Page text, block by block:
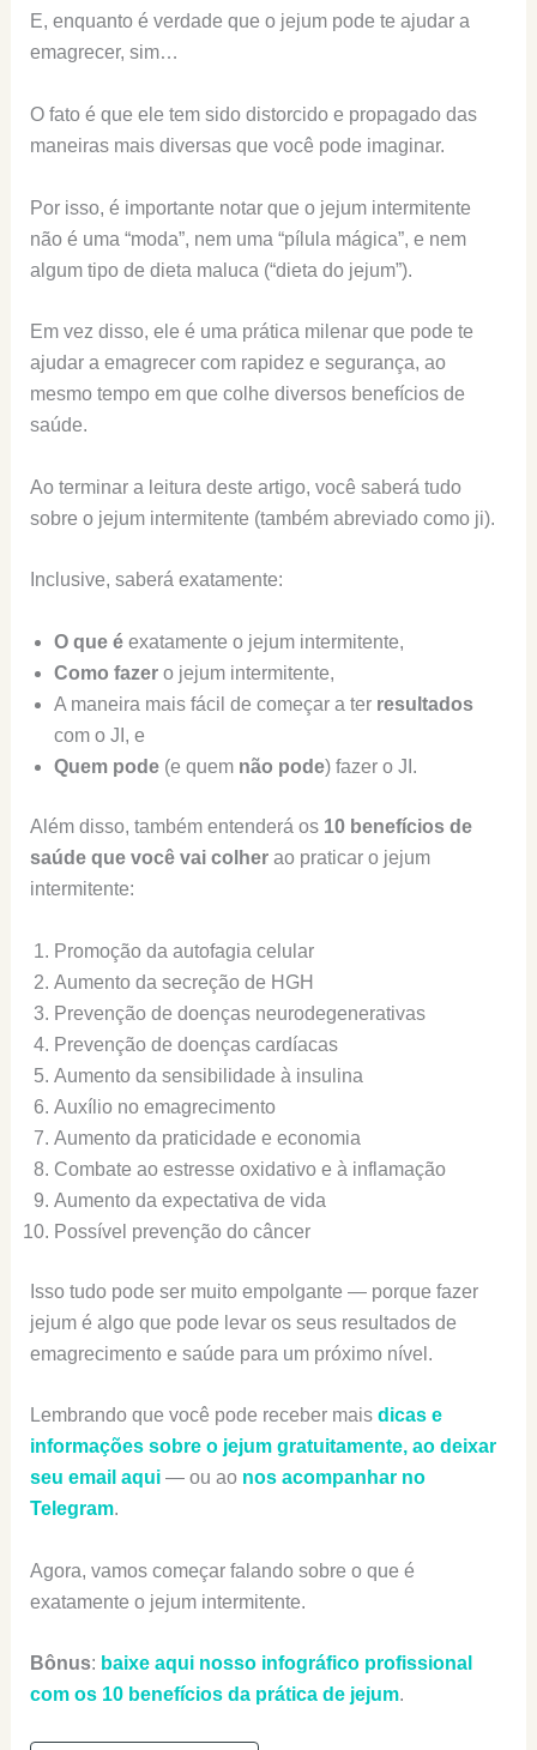
E, enquanto é verdade que o jejum pode te ajudar a
emagrecer, sim…
O fato é que ele tem sido distorcido e propagado das
maneiras mais diversas que você pode imaginar.
Por isso, é importante notar que o jejum intermitente
não é uma “moda”, nem uma “pílula mágica”, e nem
algum tipo de dieta maluca (“dieta do jejum”).
Em vez disso, ele é uma prática milenar que pode te
ajudar a emagrecer com rapidez e segurança, ao
mesmo tempo em que colhe diversos benefícios de
saúde.
Ao terminar a leitura deste artigo, você saberá tudo
sobre o jejum intermitente (também abreviado como ji).
Inclusive, saberá exatamente:
O que éexatamente o jejum intermitente,
Como fazero jejum intermitente,
A maneira mais fácil de começar a ter resultados
com o JI, e
Quem pode(e quemnão pode) fazer o JI.
Além disso, também entenderá os 10 benefícios de
saúde que você vai colherao praticar o jejum
intermitente:
Promoção da autofagia celular
Aumento da secreção de HGH
Prevenção de doenças neurodegenerativas
Prevenção de doenças cardíacas
Aumento da sensibilidade à insulina
Auxílio no emagrecimento
Aumento da praticidade e economia
Combate ao estresse oxidativo e à inflamação
Aumento da expectativa de vida
Possível prevenção do câncer
Isso tudo pode ser muito empolgante — porque fazer
jejum é algo que pode levar os seus resultados de
emagrecimento e saúde para um próximo nível.
Lembrando que você pode receber mais dicas e
informações sobre o jejum gratuitamente, ao deixar
seu email aqui— ou ao nos acompanhar no
Telegram.
Agora, vamos começar falando sobre o que é
exatamente o jejum intermitente.
Bônus: baixe aqui nosso infográfico profissional
com os 10 benefícios da prática de jejum.